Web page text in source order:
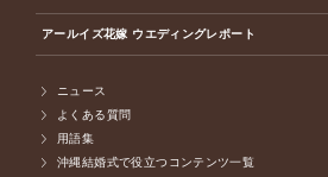
アールイズ花嫁 ウエディングレポート
ニュース
よくある質問
用語集
沖縄結婚式で役立つコンテンツ一覧